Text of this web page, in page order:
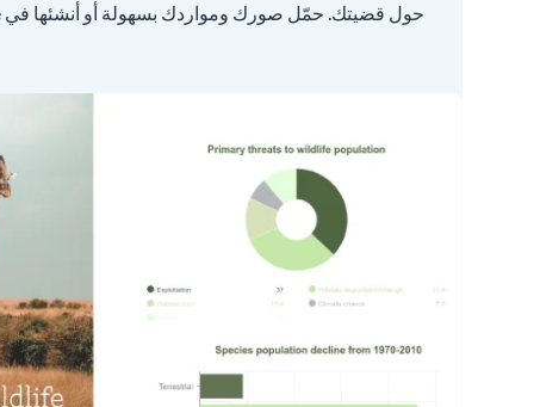
حول قضيتك. حمّل صورك ومواردك بسهولة أو أنشئها في Visme.